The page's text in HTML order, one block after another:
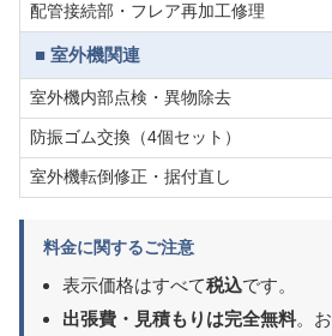
配管接続部・フレア再加工修理
■ 室外機関連
室外機内部点検・異物除去
防振ゴム交換（4個セット）
室外機転倒修正・据付直し
料金に関するご注意
表示価格はすべて税込です。
出張費・見積もりは完全無料。